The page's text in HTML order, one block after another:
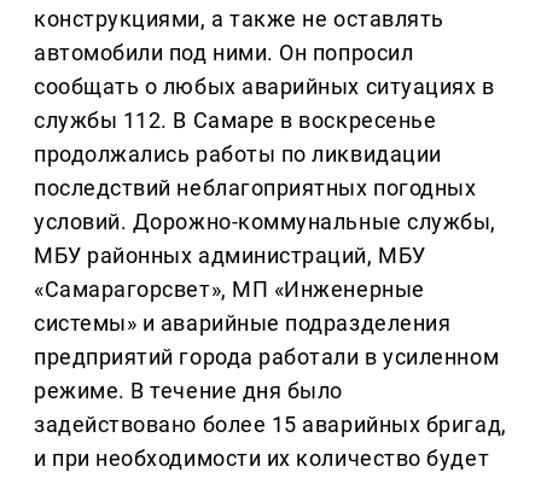
конструкциями, а также не оставлять
автомобили под ними. Он попросил
сообщать о любых аварийных ситуациях в
службы 112. В Самаре в воскресенье
продолжались работы по ликвидации
последствий неблагоприятных погодных
условий. Дорожно-коммунальные службы,
МБУ районных администраций, МБУ
«Самарагорсвет», МП «Инженерные
системы» и аварийные подразделения
предприятий города работали в усиленном
режиме. В течение дня было
задействовано более 15 аварийных бригад,
и при необходимости их количество будет